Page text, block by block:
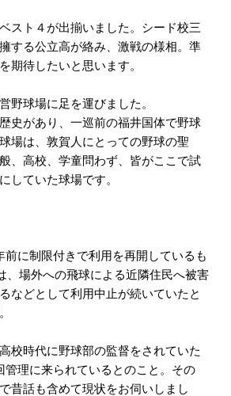
スト４が出揃いました。シード校三
する公立高が絡み、激戦の様相。準
期待したいと思います。
野球場に足を運びました。
史があり、一巡前の福井国体で野球
場は、敦賀人にとっての野球の聖
、高校、学童問わず、皆がここで試
していた球場です。
前に制限付きで利用を再開しているも
、場外への飛球による近隣住民へ被害
などとして利用中止が続いていたと
校時代に野球部の監督をされていた
管理に来られているとのこと。その
昔話も含めて現状をお伺いしまし